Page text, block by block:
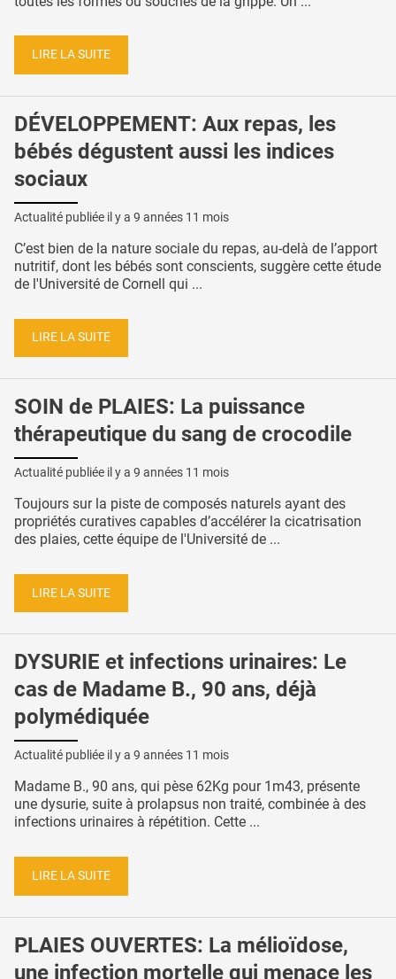
LIRE LA SUITE
DÉVELOPPEMENT: Aux repas, les
bébés dégustent aussi les indices
sociaux
Actualité publiée il y a 9 années 11 mois
C’est bien de la nature sociale du repas, au-delà de l’apport
nutritif, dont les bébés sont conscients, suggère cette étude
de l'Université de Cornell qui ...
LIRE LA SUITE
SOIN de PLAIES: La puissance
thérapeutique du sang de crocodile
Actualité publiée il y a 9 années 11 mois
Toujours sur la piste de composés naturels ayant des
propriétés curatives capables d’accélérer la cicatrisation
des plaies, cette équipe de l'Université de ...
LIRE LA SUITE
DYSURIE et infections urinaires: Le
cas de Madame B., 90 ans, déjà
polymédiquée
Actualité publiée il y a 9 années 11 mois
Madame B., 90 ans, qui pèse 62Kg pour 1m43, présente
une dysurie, suite à prolapsus non traité, combinée à des
infections urinaires à répétition. Cette ...
LIRE LA SUITE
PLAIES OUVERTES: La mélioïdose,
une infection mortelle qui menace les